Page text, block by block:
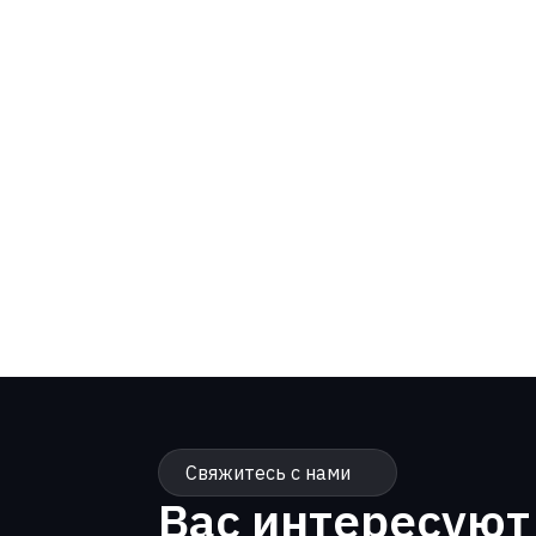
Свяжитесь с нами
Вас